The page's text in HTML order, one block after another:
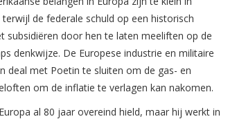
de federale schuld op een historisch
subsidiëren door hen te laten meeliften op de
denkwijze. De Europese industrie en militaire
deal met Poetin te sluiten om de gas- en
om de inflatie te verlagen kan nakomen.
al 80 jaar overeind hield, maar hij werkt in